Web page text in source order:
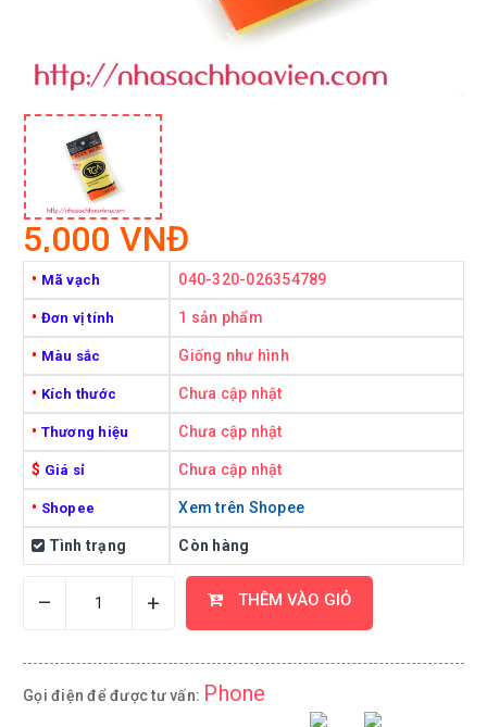
5,000 VNĐ
• Mã vạch 040-320-026354789
• Đơn vị tính 1 sản phẩm
• Màu sắc Giống như hình
• Kích thước Chưa cập nhật
• Thương hiệu Chưa cập nhật
$ Giá sỉ Chưa cập nhật
• Shopee Xem trên Shopee
Tình trạng Còn hàng
– + THÊM VÀO GIỎ
Gọi điện để được tư vấn: Phone